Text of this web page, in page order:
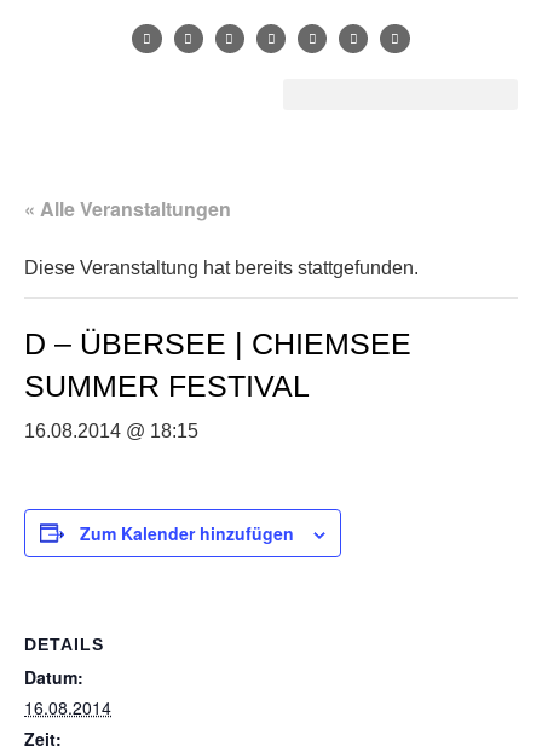
« Alle Veranstaltungen
Diese Veranstaltung hat bereits stattgefunden.
D – ÜBERSEE | CHIEMSEE
SUMMER FESTIVAL
16.08.2014 @ 18:15
Zum Kalender hinzufügen
DETAILS
Datum:
16.08.2014
Zeit: